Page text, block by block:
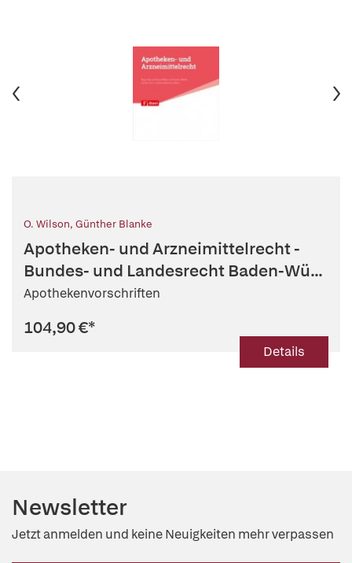
O. Wilson, Günther Blanke
Apotheken- und Arzneimittelrecht -
Bundes- und Landesrecht Baden-Wü...
Apothekenvorschriften
104,90 €*
Details
Newsletter
Jetzt anmelden und keine Neuigkeiten mehr verpassen